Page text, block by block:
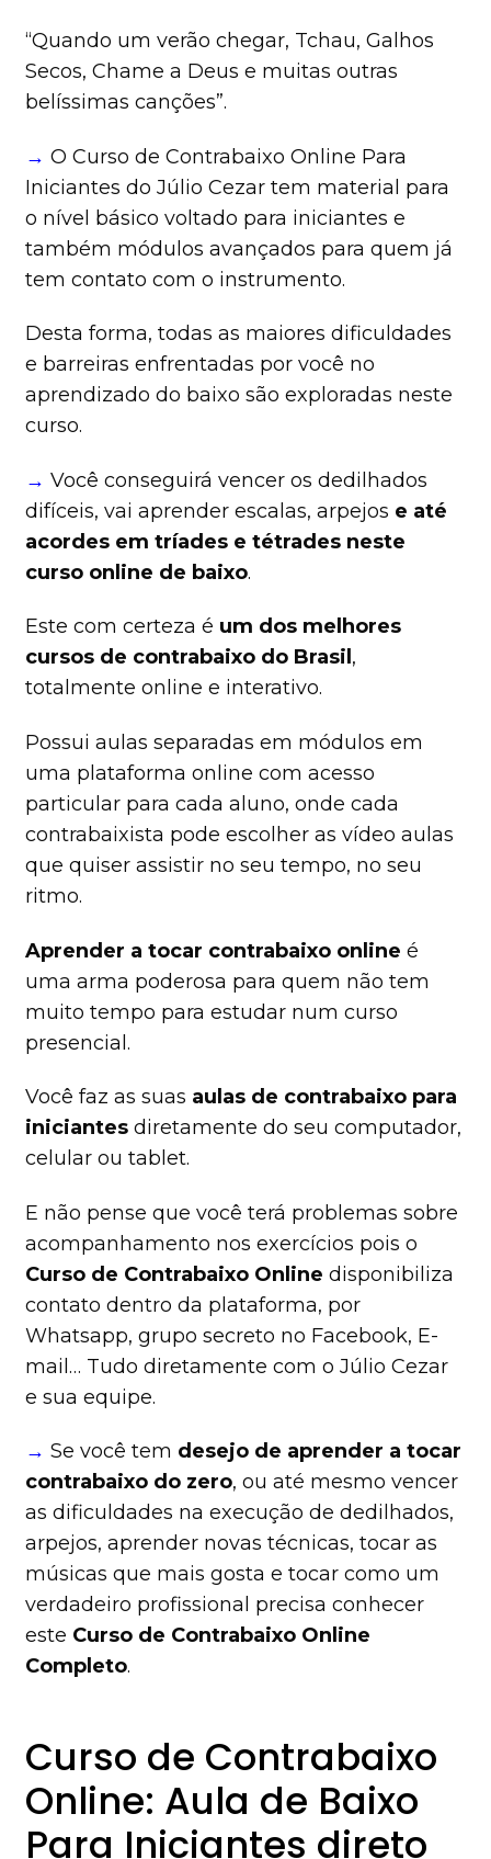
“Quando um verão chegar, Tchau, Galhos
Secos, Chame a Deus e muitas outras
belíssimas canções”.
→ O Curso de Contrabaixo Online Para
Iniciantes do Júlio Cezar tem material para
o nível básico voltado para iniciantes e
também módulos avançados para quem já
tem contato com o instrumento.
Desta forma, todas as maiores dificuldades
e barreiras enfrentadas por você no
aprendizado do baixo são exploradas neste
curso.
→ Você conseguirá vencer os dedilhados
difíceis, vai aprender escalas, arpejos e até
acordes em tríades e tétrades neste
curso online de baixo.
Este com certeza é um dos melhores
cursos de contrabaixo do Brasil ,
totalmente online e interativo.
Possui aulas separadas em módulos em
uma plataforma online com acesso
particular para cada aluno, onde cada
contrabaixista pode escolher as vídeo aulas
que quiser assistir no seu tempo, no seu
ritmo.
Aprender a tocar contrabaixo online é
uma arma poderosa para quem não tem
muito tempo para estudar num curso
presencial.
Você faz as suas aulas de contrabaixo para
iniciantes diretamente do seu computador,
celular ou tablet.
E não pense que você terá problemas sobre
acompanhamento nos exercícios pois o
Curso de Contrabaixo Online disponibiliza
contato dentro da plataforma, por
Whatsapp, grupo secreto no Facebook, E-
mail… Tudo diretamente com o Júlio Cezar
e sua equipe.
→ Se você tem desejo de aprender a tocar
contrabaixo do zero, ou até mesmo vencer
as dificuldades na execução de dedilhados,
arpejos, aprender novas técnicas, tocar as
músicas que mais gosta e tocar como um
verdadeiro profissional precisa conhecer
este Curso de Contrabaixo Online
Completo.
Curso de Contrabaixo
Online: Aula de Baixo
Para Iniciantes direto